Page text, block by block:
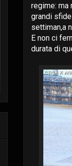
regime: ma
grandi
settiman,a
E non ci
durata di